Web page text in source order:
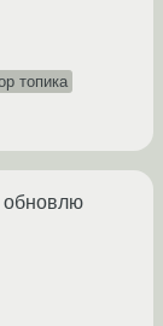
топика
обновлю